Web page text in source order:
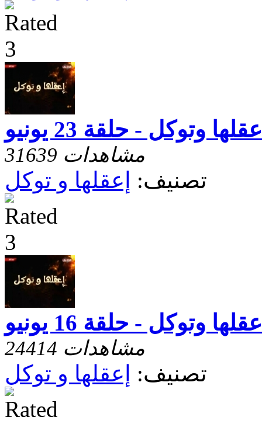
وتوكل - حلقة 23 يونيو
31639 مشاهدات
تصنيف: إعقلها و توكل
وتوكل - حلقة 16 يونيو
24414 مشاهدات
تصنيف: إعقلها و توكل